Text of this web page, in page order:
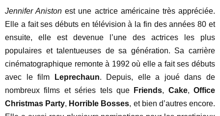
Jennifer Aniston est une actrice américaine très appréciée.
Elle a fait ses débuts en télévision à la fin des années 80 et
ensuite, elle est devenue l’une des actrices les plus
populaires et talentueuses de sa génération. Sa carrière
cinématographique remonte à 1992 où elle a fait ses débuts
avec le film
Leprechaun. Depuis, elle a joué dans de
nombreux films et séries tels que
Friends, Cake, Office
Christmas Party, Horrible Bosses, et bien d’autres encore.